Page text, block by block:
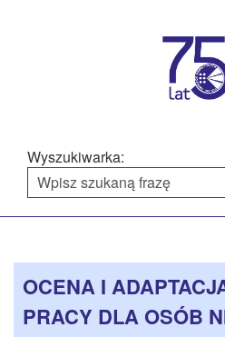
Wyszukiwarka:
główne
STRONA
strony
OCENA I
PRACY DLA OSÓB